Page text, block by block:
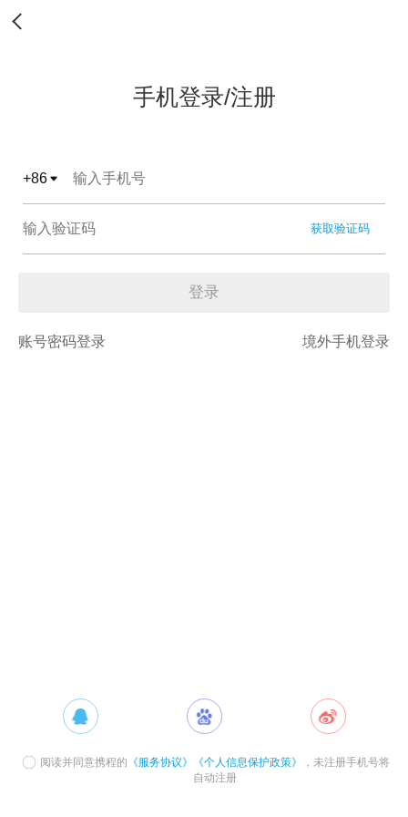
手机登录/注册
+86
获取验证码
登录
账号密码登录 境外手机登录
阅读并同意携程的 《服务协议》 《个人信息保护政策》
，未注册手机号将
自动注册